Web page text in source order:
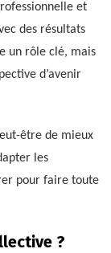
et
des résultats
un rôle clé, mais
d’avenir
être de mieux
les
pour faire toute
?